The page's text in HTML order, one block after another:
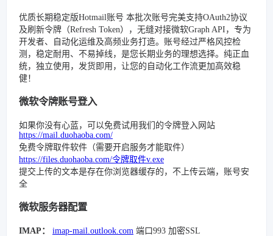
优质长期稳定版Hotmail账号 本批次账号完美支持OAuth2协议
及刷新令牌（Refresh Token），无缝对接微软Graph API，专为
开发者、自动化运维及高频业务打造。账号经过严格风控检
测，稳定耐用、不易掉线，是您长期业务的理想选择。纯正血
统，独立使用，发货即用，让您的自动化工作流更加高效稳
健！
微软令牌账号登入
如果你没有心蓝，可以免费试用我们的令牌登入网站
https://mail.duohaoba.com/
免费令牌取件软件（需要开启服务才能取件）
https://files.duohaoba.com/令牌取件v.exe
提交上传的文本是存在你浏览器缓存的，不上传云端，账号安
全
微软服务器配置
IMAP： imap-mail.outlook.com 端口993 加密SSL